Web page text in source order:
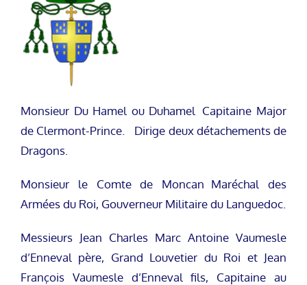
Monsieur Du Hamel ou Duhamel Capitaine Major
de Clermont-Prince. Dirige deux détachements de
Dragons.
Monsieur le Comte de Moncan Maréchal des
Armées du Roi, Gouverneur Militaire du Languedoc.
Messieurs Jean Charles Marc Antoine Vaumesle
d’Enneval père, Grand Louvetier du Roi et Jean
François Vaumesle d’Enneval fils, Capitaine au